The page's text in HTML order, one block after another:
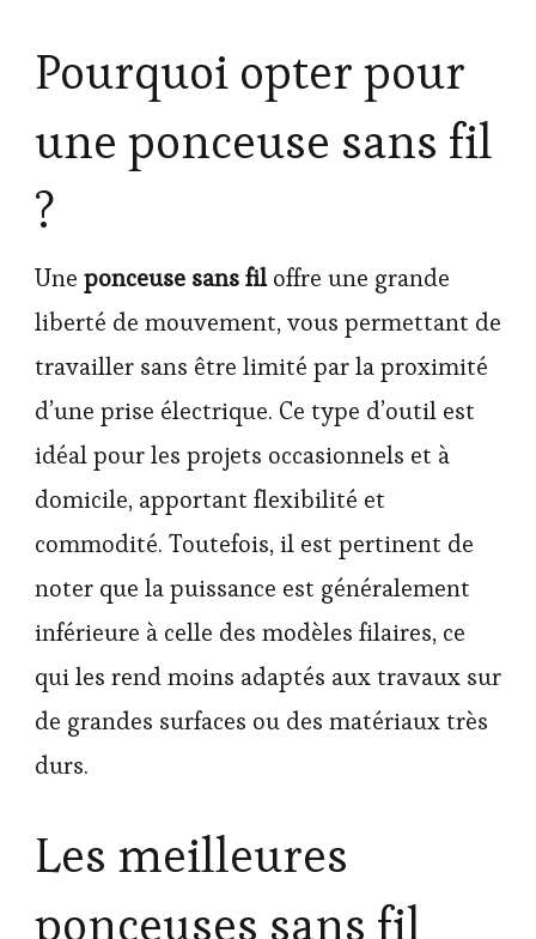
Pourquoi opter pour
une ponceuse sans fil
?
Une ponceuse sans filoffre une grande
liberté de mouvement, vous permettant de
travailler sans être limité par la proximité
d’une prise électrique. Ce type d’outil est
idéal pour les projets occasionnels et à
domicile, apportant flexibilité et
commodité. Toutefois, il est pertinent de
noter que la puissance est généralement
inférieure à celle des modèles filaires, ce
qui les rend moins adaptés aux travaux sur
de grandes surfaces ou des matériaux très
durs.
Les meilleures
ponceuses sans fil